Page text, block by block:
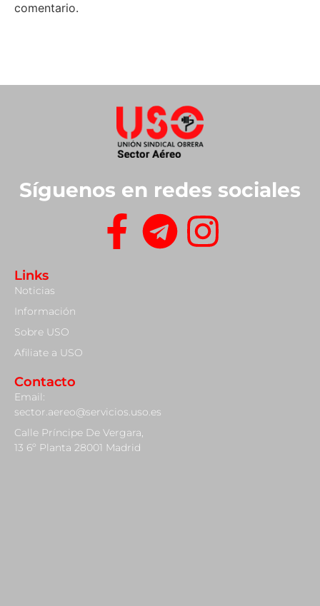
comentario.
Síguenos en redes sociales
Links
Noticias
Información
Sobre USO
Afiliate a USO
Contacto
Email:
sector.aereo@servicios.uso.es
Calle Príncipe De Vergara,
13 6º Planta 28001 Madrid